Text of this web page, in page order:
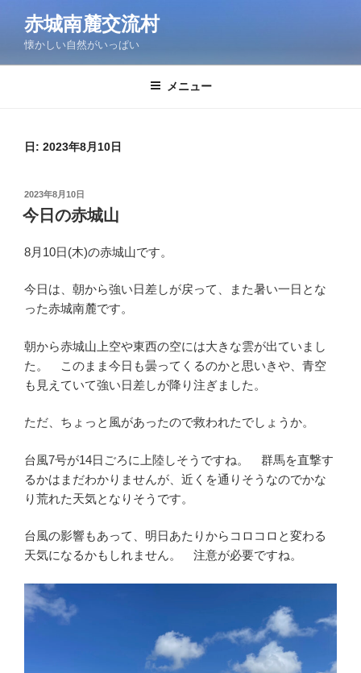
ン
赤城南麓交流村
懐かしい自然がいっぱい
メニュー
日: 2023年8月10日
投
稿
日:
2023年8月10日
今日の赤城山
8月10日(木)の赤城山です。
今日は、朝から強い日差しが戻って、また暑い一日とな
った赤城南麓です。
朝から赤城山上空や東西の空には大きな雲が出ていまし
た。 このまま今日も曇ってくるのかと思いきや、青空
も見えていて強い日差しが降り注ぎました。
ただ、ちょっと風があったので救われたでしょうか。
台風7号が14日ごろに上陸しそうですね。 群馬を直撃す
るかはまだわかりませんが、近くを通りそうなのでかな
り荒れた天気となりそうです。
台風の影響もあって、明日あたりからコロコロと変わる
天気になるかもしれません。 注意が必要ですね。